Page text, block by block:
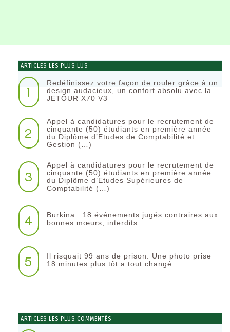
ARTICLES LES PLUS LUS
1
Redéfinissez votre façon de rouler grâce à un
design audacieux, un confort absolu avec la
JETOUR X70 V3
2
Appel à candidatures pour le recrutement de
cinquante (50) étudiants en première année
du Diplôme d’Etudes de Comptabilité et
Gestion (…)
3
Appel à candidatures pour le recrutement de
cinquante (50) étudiants en première année
du Diplôme d’Etudes Supérieures de
Comptabilité (…)
4
Burkina : 18 événements jugés contraires aux
bonnes mœurs, interdits
5
Il risquait 99 ans de prison. Une photo prise
18 minutes plus tôt a tout changé
ARTICLES LES PLUS COMMENTÉS